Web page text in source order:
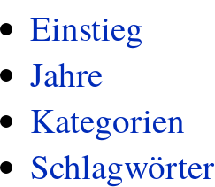
Einstieg
Jahre
Kategorien
Schlagwörter